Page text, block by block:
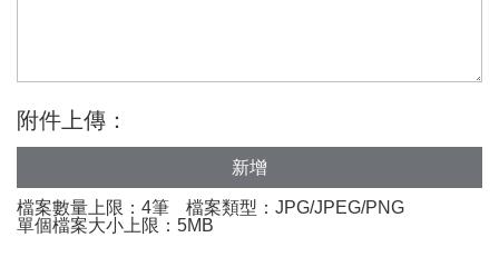
附件上傳：
新增
檔案數量上限：4筆
檔案類型：JPG/JPEG/PNG
單個檔案大小上限：5MB